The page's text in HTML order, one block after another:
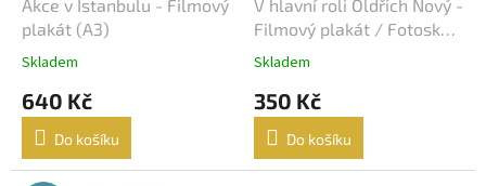
Karel Kachyňa 34
Karel Steklý
Robert Zemeckis
Jan Hřebejk 31
Akce v Istanbulu - Filmový
plakát (A3)
Skladem
640 Kč
Do košíku
V hlavní roli Oldřich Nový -
Filmový plakát / Fotoska /
Slepka (cca A4)
Skladem
350 Kč
Do košíku